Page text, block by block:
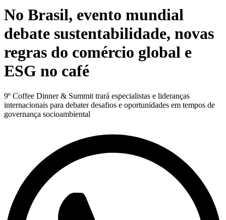
No Brasil, evento mundial
debate sustentabilidade, novas
regras do comércio global e
ESG no café
9º Coffee Dinner & Summit trará especialistas e lideranças
internacionais para debater desafios e oportunidades em tempos de
governança socioambiental